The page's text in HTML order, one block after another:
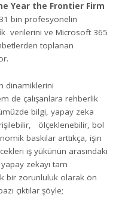
Year the Frontier Firm
bin profesyonelin
verilerini ve Microsoft 365
toplanan
dinamiklerini
de çalışanlara rehberlik
bilgi, yapay zeka
ölçeklenebilir, bol
baskılar arttıkça, işin
iş yükünün arasındaki
zekayı tam
bir zorunluluk olarak ön
çıktılar şöyle;